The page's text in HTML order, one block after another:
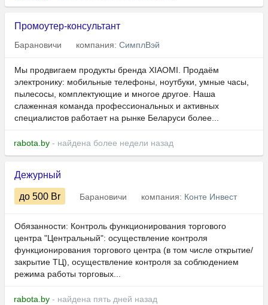
Промоутер-консультант
Барановичи компания: СимплВэй
Мы продвигаем продукты бренда XIAOMI. Продаём
электронику: мобильные телефоны, ноутбуки, умные часы,
пылесосы, комплектующие и многое другое. Наша
слаженная команда профессиональных и активных
специалистов работает на рынке Беларуси более...
rabota.by - найдена более недели назад
Дежурный
до 500 Br Барановичи компания: Конте Инвест
Обязанности: Контроль функционирования торгового
центра "Центральный": осуществление контроля
функционирования торгового центра (в том числе открытие/
закрытие ТЦ), осуществление контроля за соблюдением
режима работы торговых...
rabota.by - найдена пять дней назад